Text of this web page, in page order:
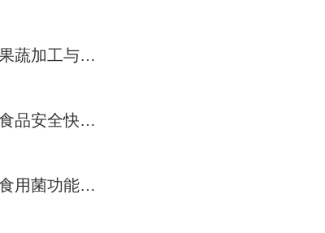
果蔬加工与营养健康
食品安全快速检测
食用菌功能多组学技术挖掘与应用